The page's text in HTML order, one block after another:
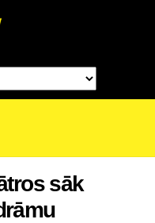
sāk